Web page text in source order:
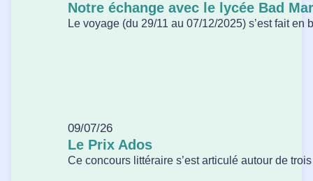
Notre échange avec le lycée Bad
Le voyage (du 29/11 au 07/12/2025) s’est fait en
09/07/26
Le Prix Ados
Ce concours littéraire s’est articulé autour de